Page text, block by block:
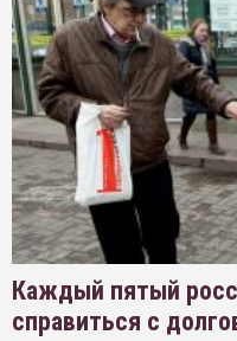
Каждый пятый
справиться с